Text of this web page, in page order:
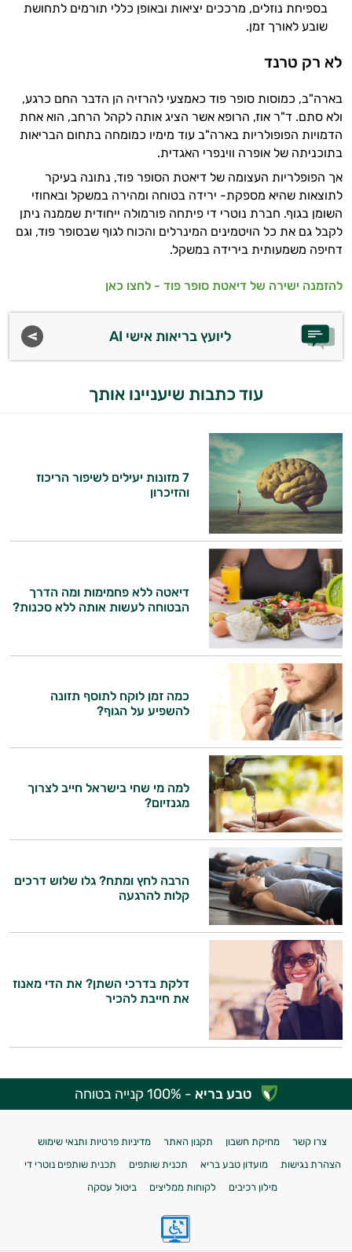
בספיחת נוזלים, מרככים יציאות ובאופן כללי תורמים לתחושת
שובע לאורך זמן.
לא רק טרנד
בארה"ב, כמוסות סופר פוד כאמצעי להרזיה הן הדבר החם כרגע,
ולא סתם. ד"ר אוז, הרופא אשר הציג אותה לקהל הרחב, הוא אחת
הדמויות הפופולריות בארה"ב עוד מימיו כמומחה בתחום הבריאות
בתוכניתה של אופרה ווינפרי האגדית.
אך הפופלריות העצומה של דיאטת הסופר פוד, נתונה בעיקר
לתוצאות שהיא מספקת- ירידה בטוחה ומהירה במשקל ובאחוזי
השומן בגוף. חברת נוטרי די פיתחה פורמולה ייחודית שממנה ניתן
לקבל גם את כל הויטמינים המינרלים והכוח לגוף שבסופר פוד, וגם
דחיפה משמעותית בירידה במשקל.
להזמנה ישירה של דיאטת סופר פוד - לחצו כאן
ליועץ בריאות אישי AI
עוד כתבות שיעניינו אותך
7 מזונות יעילים לשיפור הריכוז
והזיכרון
דיאטה ללא פחמימות ומה הדרך
הבטוחה לעשות אותה ללא סכנות?
כמה זמן לוקח לתוסף תזונה
להשפיע על הגוף?
למה מי שחי בישראל חייב לצרוך
מגנזיום?
הרבה לחץ ומתח? גלו שלוש דרכים
קלות להרגעה
דלקת בדרכי השתן? את הדי מאנוז
את חייבת להכיר
טבע בריא - 100% קנייה בטוחה
צרו קשר מחיקת חשבון תקנון האתר
מדיניות פרטיות ותנאי שימוש
הצהרת נגישות
מועדון טבע בריא תכנית שותפים
תכנית שותפים נוטרי די
מילון רכיבים
לקוחות ממליצים ביטול עסקה
המטרה שלי היא להתאים עבורך המלצות
אישיות מבוססות מדעית.
זה הזמן להתחיל. איך אוכל לעזור?